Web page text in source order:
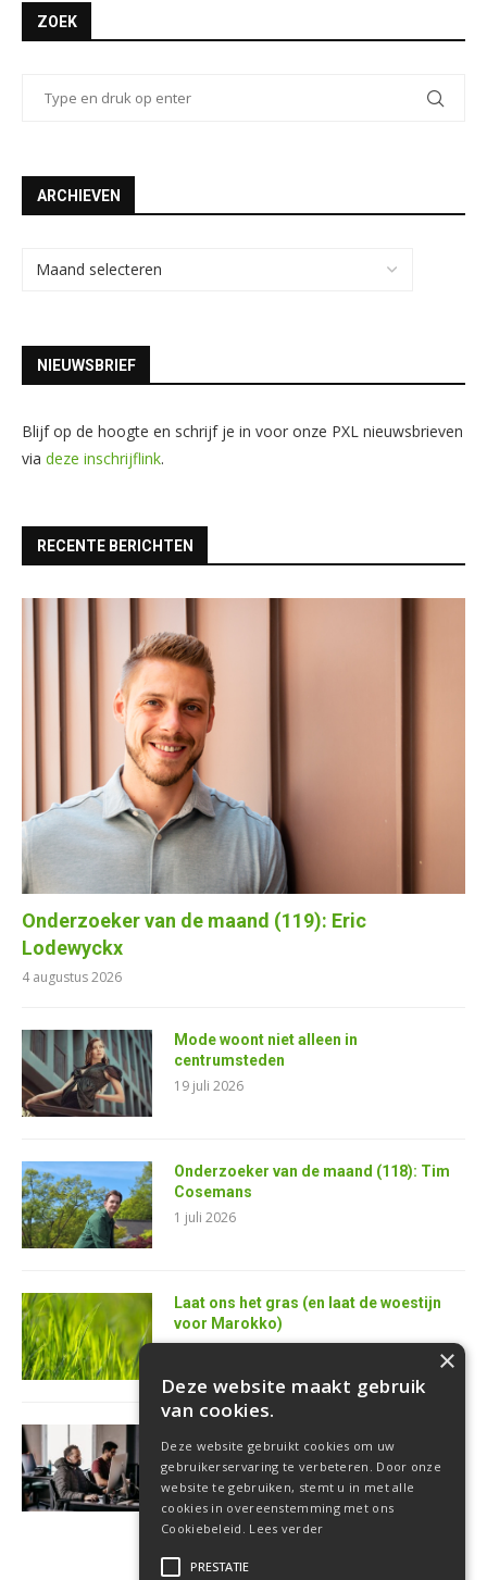
ZOEK
ARCHIEVEN
NIEUWSBRIEF
Blijf op de hoogte en schrijf je in voor onze PXL nieuwsbrieven
via deze inschrijflink.
RECENTE BERICHTEN
Onderzoeker van de maand (119): Eric
Lodewyckx
4 augustus 2026
Mode woont niet alleen in
centrumsteden
19 juli 2026
Onderzoeker van de maand (118): Tim
Cosemans
1 juli 2026
Laat ons het gras (en laat de woestijn
voor Marokko)
25 juni 2026
softwareontwikkelaar
18 juni 2026
×
Deze website maakt gebruik
van cookies.
Deze website gebruikt cookies om uw
gebruikerservaring te verbeteren. Door onze
website te gebruiken, stemt u in met alle
cookies in overeenstemming met ons
Cookiebeleid. Lees verder
PRESTATIE